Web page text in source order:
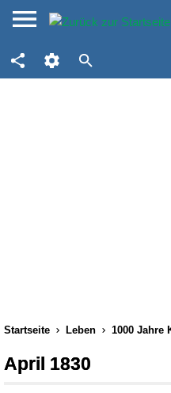
Startseite Leben 1000 Jahre
April 1830